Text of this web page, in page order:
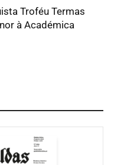
Troféu Termas
à Académica